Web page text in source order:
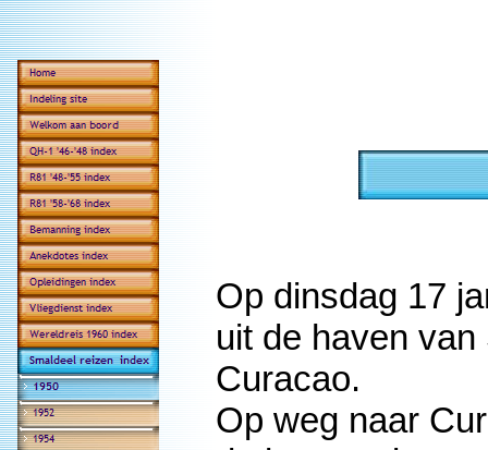
Op dinsdag 17
uit de haven
Curacao.
Op weg naar